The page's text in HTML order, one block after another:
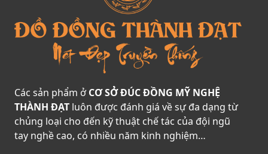
Các sản phẩm ởCƠ SỞ ĐÚC ĐỒNG MỸ NGHỆ
THÀNH ĐẠT luôn được đánh giá về sự đa dạng từ
chủng loại cho đến kỹ thuật chế tác của đội ngũ
tay nghề cao, có nhiều năm kinh nghiệm…